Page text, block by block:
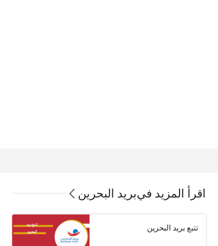
اقرأ المزيد فيبريد البحرين
تتبع بريد البحرين